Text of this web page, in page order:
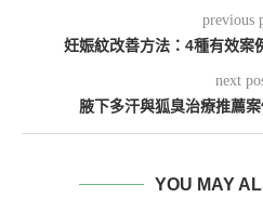
previous
妊娠紋改善方法：4種有效案
next
腋下多汗與狐臭治療推薦
YOU MAY